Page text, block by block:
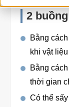
Video library
Product
Download
2
Bằng
khi vật
Bằng
thời gian
Có thể